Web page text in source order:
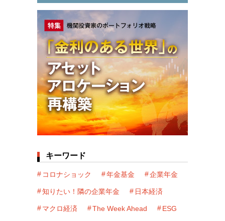
キーワード
コロナショック 年金基金 企業年金
知りたい！隣の企業年金 日本経済
マクロ経済 The Week Ahead ESG